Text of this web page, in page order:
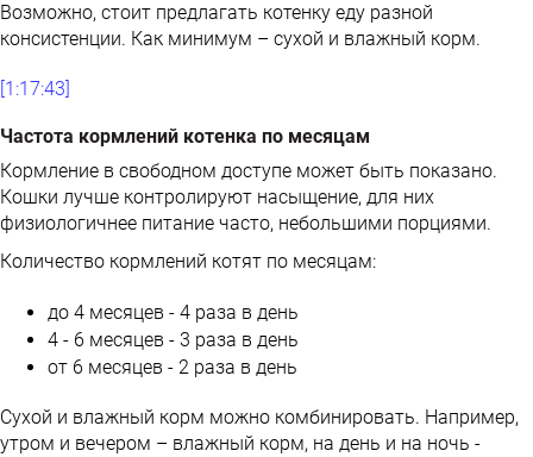
Возможно, стоит предлагать котенку еду разной
консистенции. Как минимум – сухой и влажный корм.
[1:17:43]
Частота кормлений котенка по месяцам
Кормление в свободном доступе может быть показано.
Кошки лучше контролируют насыщение, для них
физиологичнее питание часто, небольшими порциями.
Количество кормлений котят по месяцам:
до 4 месяцев - 4 раза в день
4 - 6 месяцев - 3 раза в день
от 6 месяцев - 2 раза в день
Сухой и влажный корм можно комбинировать. Например,
утром и вечером – влажный корм, на день и на ночь -